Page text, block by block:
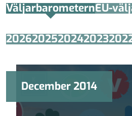
VäljarbarometernEU-
2026202520242023
December 2014